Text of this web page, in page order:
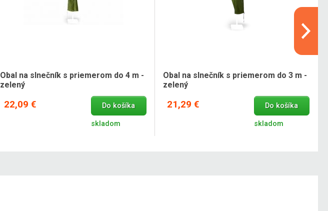
Obal na slnečník s priemerom do 4 m -
zelený
22,09 € Do košíka
skladom
Obal na slnečník s priemerom do 3 m -
zelený
21,29 € Do košíka
skladom